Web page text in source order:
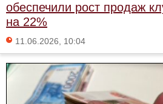
обеспечили рост продаж
на 22%
11.06.2026, 10:04